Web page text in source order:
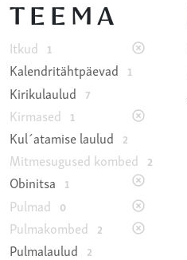
TEEMA
Itkud 1
Kalendritähtpäevad 1
Kirikulaulud 7
Kirmased 1
Kul´atamise laulud 2
Mitmesugused kombed 2
Obinitsa 1
Pulmad 0
Pulmakombed 2
Pulmalaulud 2